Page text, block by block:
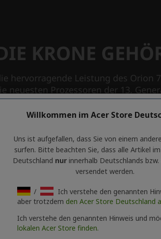
Willkommen im Acer Store
Uns ist aufgefallen, dass Sie von einem
surfen. Bitte beachten Sie, dass alle Artikel
Deutschland nurinnerhalb Deutschlands bzw.
versendet werden.
/
Ich verstehe den genannten
aber trotzdem den Acer Store Deutschland
Ich verstehe den genannten Hinweis und
lokalen Acer Store finden.